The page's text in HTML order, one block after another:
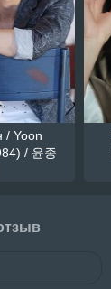
Yoon
/ 윤종